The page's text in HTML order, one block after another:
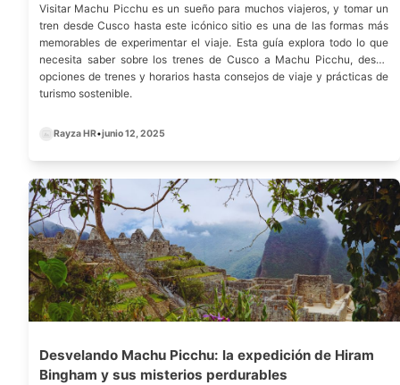
Visitar Machu Picchu es un sueño para muchos viajeros, y tomar un
tren desde Cusco hasta este icónico sitio es una de las formas más
memorables de experimentar el viaje. Esta guía explora todo lo que
necesita saber sobre los trenes de Cusco a Machu Picchu, desde
opciones de trenes y horarios hasta consejos de viaje y prácticas de
turismo sostenible.
Rayza HR•junio 12, 2025
Desvelando Machu Picchu: la expedición de Hiram
Bingham y sus misterios perdurables